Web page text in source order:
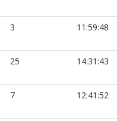
3 11:59:48
25 14:31:43
7 12:41:52